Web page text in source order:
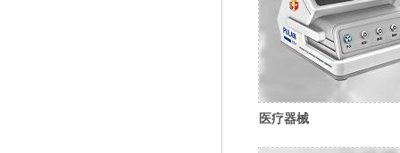
医疗器械